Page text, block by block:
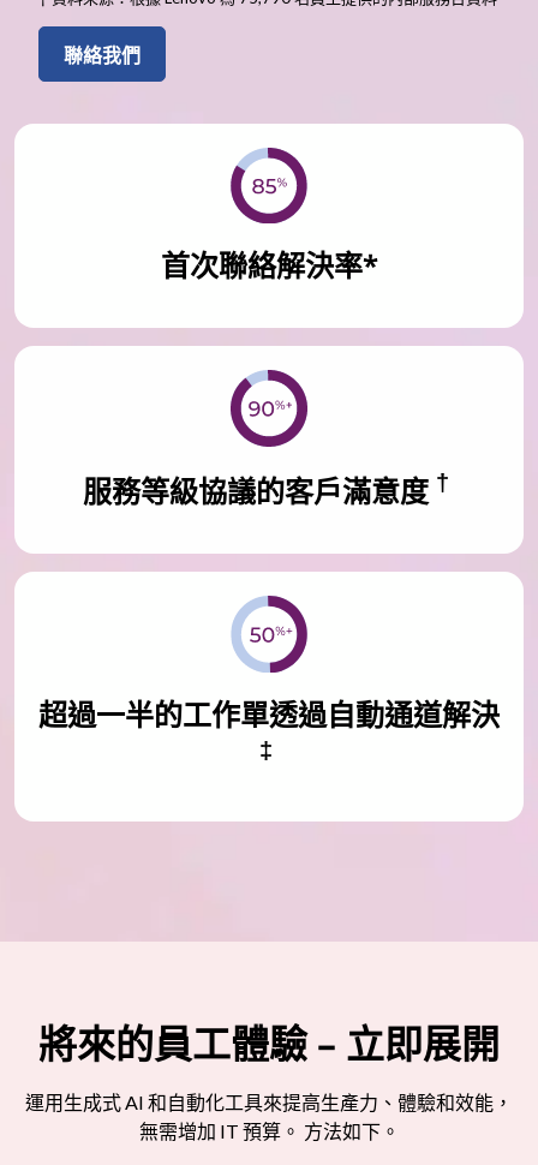
聯絡我們
首次聯絡解決率*
服務等級協議的客戶滿意度 †
超過一半的工作單透過自動通道解決
‡
將來的員工體驗 – 立即展開
運用生成式 AI 和自動化工具來提高生產力、體驗和效能，
無需增加 IT 預算。 方法如下。